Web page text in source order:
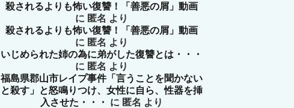
殺されるよりも怖い復讐！「善悪の屑」動画
に 匿名 より
殺されるよりも怖い復讐！「善悪の屑」動画
に 匿名 より
いじめられた姉の為に弟がした復讐とは・・・
に 匿名 より
福島県郡山市レイプ事件「言うことを聞かない
と殺す」と怒鳴りつけ、女性に自ら、性器を挿
入させた・・・
に 匿名 より